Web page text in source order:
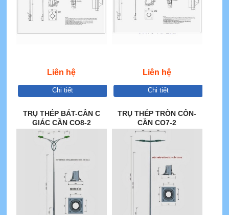
Liên hệ
Chi tiết
Liên hệ
Chi tiết
TRỤ THÉP BÁT-CẦN C
GIÁC CẦN CO8-2
TRỤ THÉP TRÒN CÔN-
CẦN CO7-2